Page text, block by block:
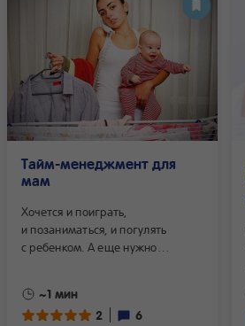
Тайм-менеджмент для
мам
Хочется и поиграть,
и позаниматься, и погулять
с ребенком. А еще нужно
внимание мужу. И сделать массу
дел по работе...
~1 мин
2
6